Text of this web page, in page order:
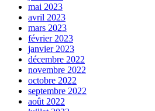
mai 2023
avril 2023
mars 2023
février 2023
janvier 2023
décembre 2022
novembre 2022
octobre 2022
septembre 2022
août 2022